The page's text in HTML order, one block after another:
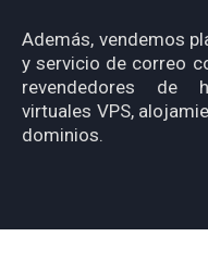
Además, vendemos
y servicio de correo
revendedores de
virtuales VPS,
dominios.